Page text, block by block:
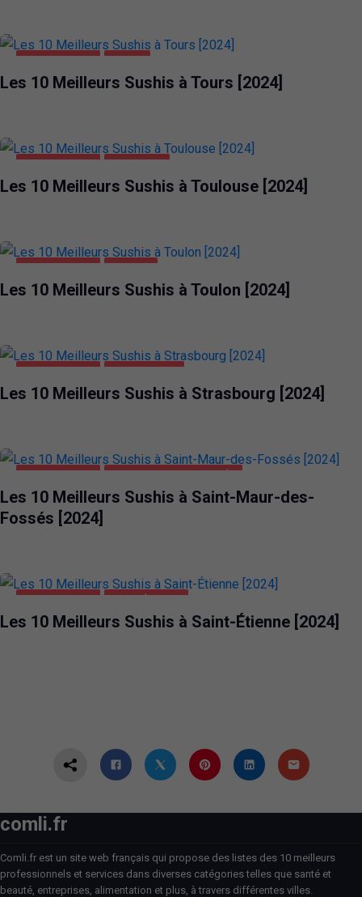
ALIMENTATION TOURS
Les 10 Meilleurs Sushis à Tours [2024]
ALIMENTATION TOULOUSE
Les 10 Meilleurs Sushis à Toulouse [2024]
ALIMENTATION TOULON
Les 10 Meilleurs Sushis à Toulon [2024]
ALIMENTATION STRASBOURG
Les 10 Meilleurs Sushis à Strasbourg [2024]
ALIMENTATION SAINT-MAUR-DES-FOSSÉS
Les 10 Meilleurs Sushis à Saint-Maur-des-
Fossés [2024]
ALIMENTATION SAINT-ÉTIENNE
Les 10 Meilleurs Sushis à Saint-Étienne [2024]
comli.fr
Comli.fr est un site web français qui propose des listes des 10 meilleurs
professionnels et services dans diverses catégories telles que santé et
beauté, entreprises, alimentation et plus, à travers différentes villes.